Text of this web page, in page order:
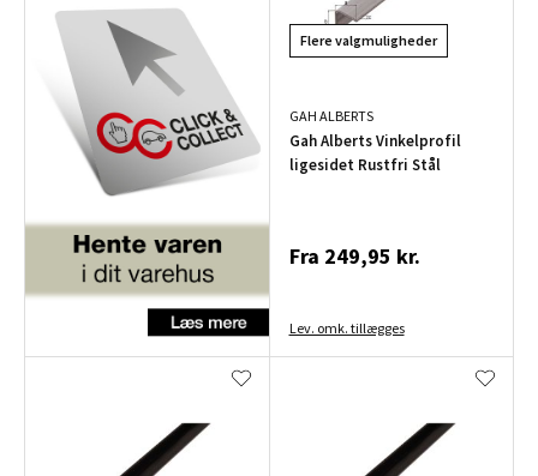
Flere valgmuligheder
GAH ALBERTS
Gah Alberts Vinkelprofil
ligesidet Rustfri Stål
Fra 249,95 kr.
Lev. omk. tillægges